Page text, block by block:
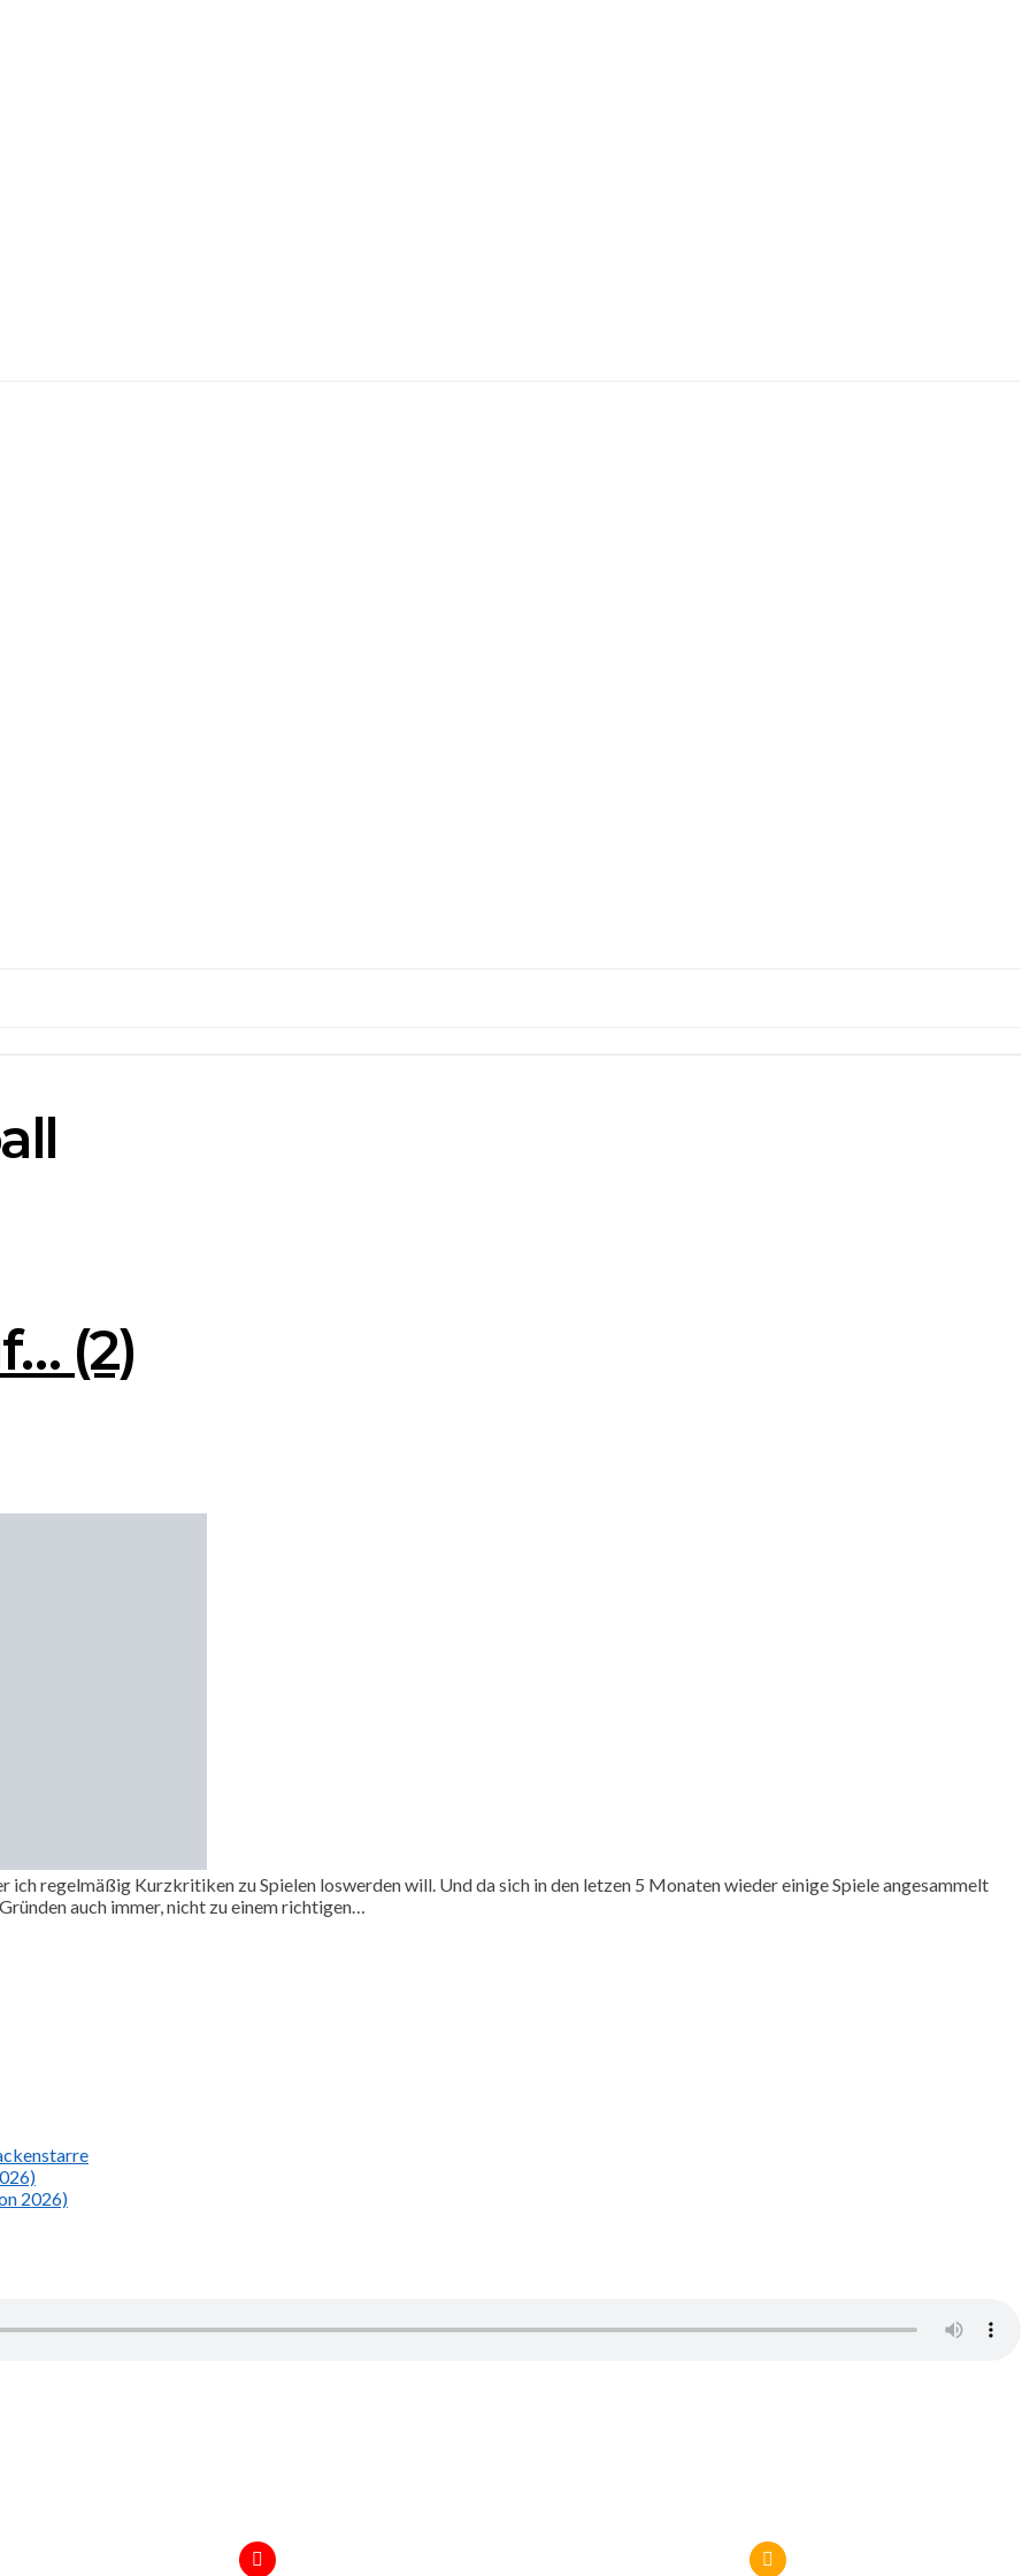
(2)
regelmäßig Kurzkritiken zu Spielen loswerden will. Und da sich in den letzen 5 Monaten wieder einige Spiele angesammelt
auch immer, nicht zu einem richtigen…
2026)